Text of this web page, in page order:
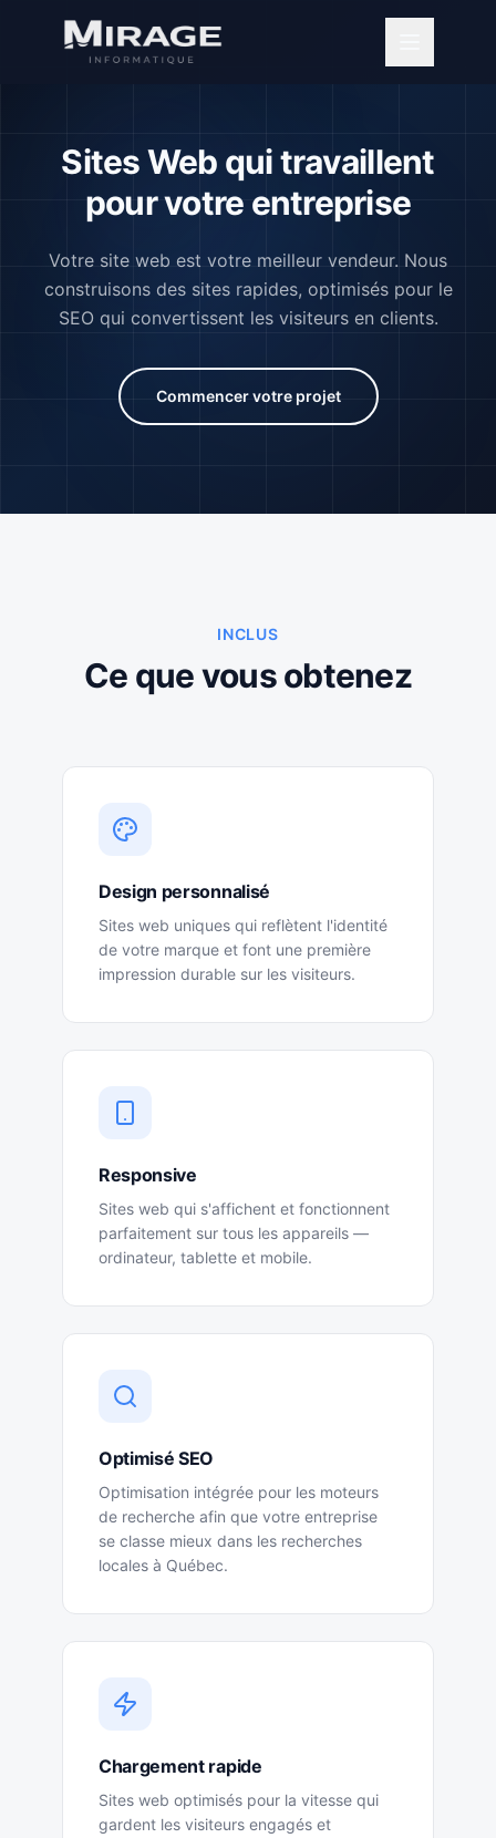
Sites Web qui travaillent
pour votre entreprise
Votre site web est votre meilleur vendeur. Nous
construisons des sites rapides, optimisés pour le
SEO qui convertissent les visiteurs en clients.
Commencer votre projet
INCLUS
Ce que vous obtenez
Design personnalisé
Sites web uniques qui reflètent l'identité
de votre marque et font une première
impression durable sur les visiteurs.
Responsive
Sites web qui s'affichent et fonctionnent
parfaitement sur tous les appareils —
ordinateur, tablette et mobile.
Optimisé SEO
Optimisation intégrée pour les moteurs
de recherche afin que votre entreprise
se classe mieux dans les recherches
locales à Québec.
Chargement rapide
Sites web optimisés pour la vitesse qui
gardent les visiteurs engagés et